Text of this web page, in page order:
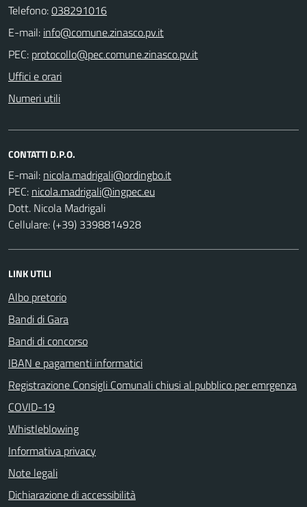
Telefono:038291016
E-mail:
PEC:
Uffici e orari
Numeri utili
CONTATTI D.P.O.
E-mail:
PEC:
Dott. Nicola Madrigali
Cellulare: (+39) 3398814928
LINK UTILI
Albo pretorio
Bandi di Gara
Bandi di concorso
IBAN e pagamenti informatici
Registrazione Consigli Comunali chiusi al pubblico per emrgenza
COVID-19
Whistleblowing
Informativa privacy
Note legali
Dichiarazione di accessibilità